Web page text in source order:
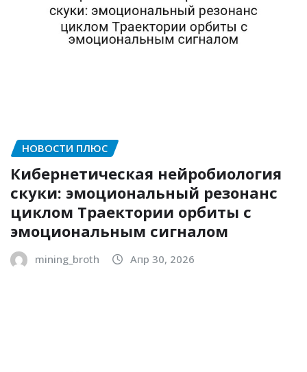
НОВОСТИ ПЛЮС
Кибернетическая нейробиология
скуки: эмоциональный резонанс
циклом Траектории орбиты с
эмоциональным сигналом
mining_broth Апр 30, 2026